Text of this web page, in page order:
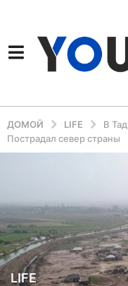
ДОМОЙ LIFE
В
Пострадал север страны
3
LIFE